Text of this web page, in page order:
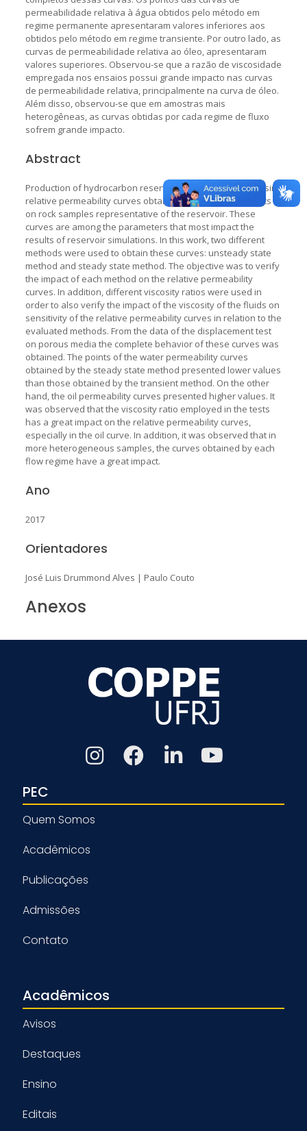
permeabilidade relativa à água obtidos pelo método em
regime permanente apresentaram valores inferiores aos
obtidos pelo método em regime transiente. Por outro lado, as
curvas de permeabilidade relativa ao óleo, apresentaram
valores superiores. Observou-se que a razão de viscosidade
empregada nos ensaios possui grande impacto nas curvas
de permeabilidade relativa, principalmente na curva de óleo.
Além disso, observou-se que em amostras mais
heterogêneas, as curvas obtidas por cada regime de fluxo
sofrem grande impacto.
Abstract
Production of hydrocarbon reservoirs can be estimated using
relative permeability curves obtained from laboratory tests
on rock samples representative of the reservoir. These
curves are among the parameters that most impact the
results of reservoir simulations. In this work, two different
methods were used to obtain these curves: unsteady state
method and steady state method. The objective was to verify
the impact of each method on the relative permeability
curves. In addition, different viscosity ratios were used in
order to also verify the impact of the viscosity of the fluids on
sensitivity of the relative permeability curves in relation to the
evaluated methods. From the data of the displacement test
on porous media the complete behavior of these curves was
obtained. The points of the water permeability curves
obtained by the steady state method presented lower values
than those obtained by the transient method. On the other
hand, the oil permeability curves presented higher values. It
was observed that the viscosity ratio employed in the tests
has a great impact on the relative permeability curves,
especially in the oil curve. In addition, it was observed that in
more heterogeneous samples, the curves obtained by each
flow regime have a great impact.
Ano
2017
Orientadores
José Luis Drummond Alves | Paulo Couto
Anexos
PEC
Quem Somos
Acadêmicos
Publicações
Admissões
Contato
Acadêmicos
Avisos
Destaques
Ensino
Editais